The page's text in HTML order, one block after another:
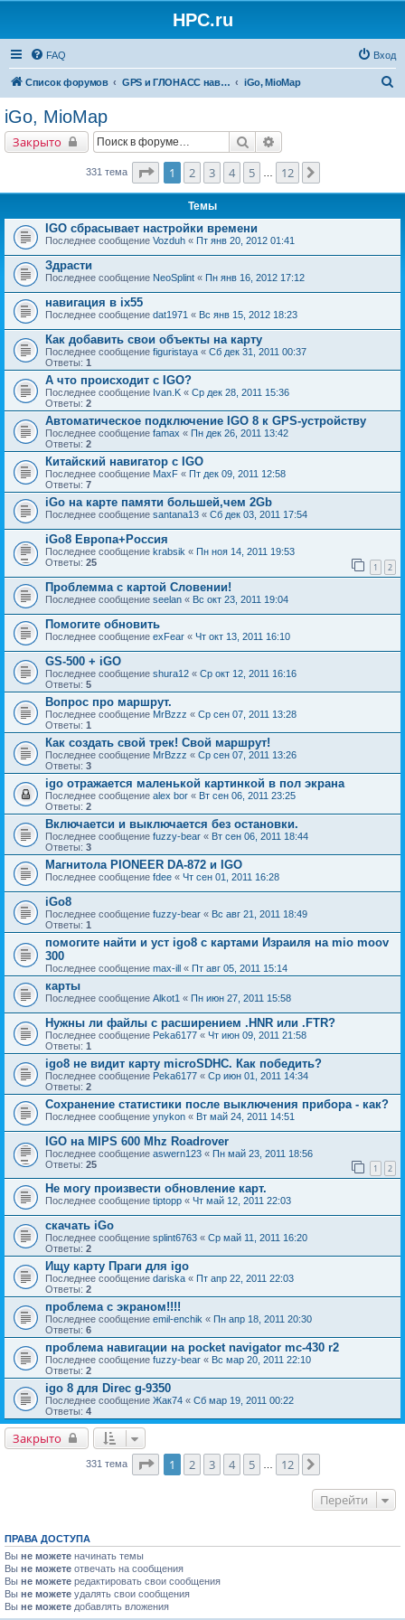
HPC.ru
FAQ Вход
Список форумов GPS и ГЛОНАСС навигация и оборудование для навигации iGo, MioMap
iGo, MioMap
Закрыто Поиск
331 тема Страница1 из
1 2 3 4 5 12
Темы
IGO сбрасывает настройки времени
Последнее сообщение Vozduh « Пт янв 20, 2012 01:41
Здрасти
Последнее сообщение NeoSplint « Пн янв 16, 2012 17:12
навигация в ix55
Последнее сообщение dat1971 « Вс янв 15, 2012 18:23
Как добавить свои объекты на карту
Последнее сообщение figuristaya « Сб дек 31, 2011 00:37
Ответы: 1
А что происходит с IGO?
Последнее сообщение Ivan.K « Ср дек 28, 2011 15:36
Ответы: 2
Автоматическое подключение IGO 8 к GPS-устройству
Последнее сообщение famax « Пн дек 26, 2011 13:42
Ответы: 2
Китайский навигатор с IGO
Последнее сообщение MaxF « Пт дек 09, 2011 12:58
Ответы: 7
iGo на карте памяти большей,чем 2Gb
Последнее сообщение santana13 « Сб дек 03, 2011 17:54
iGo8 Европа+Россия
Последнее сообщение krabsik « Пн ноя 14, 2011 19:53
Ответы: 25 1 2
Проблемма с картой Словении!
Последнее сообщение seelan « Вс окт 23, 2011 19:04
Помогите обновить
Последнее сообщение exFear « Чт окт 13, 2011 16:10
GS-500 + iGO
Последнее сообщение shura12 « Ср окт 12, 2011 16:16
Ответы: 5
Вопрос про маршрут.
Последнее сообщение MrBzzz « Ср сен 07, 2011 13:28
Ответы: 1
Как создать свой трек! Свой маршрут!
Последнее сообщение MrBzzz « Ср сен 07, 2011 13:26
Ответы: 3
igo отражается маленькой картинкой в пол экрана
Последнее сообщение alex bor « Вт сен 06, 2011 23:25
Ответы: 2
Включаетси и выключается без остановки.
Последнее сообщение fuzzy-bear « Вт сен 06, 2011 18:44
Ответы: 3
Магнитола PIONEER DA-872 и IGO
Последнее сообщение fdee « Чт сен 01, 2011 16:28
iGo8
Последнее сообщение fuzzy-bear « Вс авг 21, 2011 18:49
Ответы: 1
помогите найти и уст igo8 с картами Израиля на mio moov
300
Последнее сообщение max-ill « Пт авг 05, 2011 15:14
карты
Последнее сообщение Alkot1 « Пн июн 27, 2011 15:58
Нужны ли файлы с расширением .HNR или .FTR?
Последнее сообщение Peka6177 « Чт июн 09, 2011 21:58
Ответы: 1
igo8 не видит карту microSDHC. Как победить?
Последнее сообщение Peka6177 « Ср июн 01, 2011 14:34
Ответы: 2
Сохранение статистики после выключения прибора - как?
Последнее сообщение ynykon « Вт май 24, 2011 14:51
IGO на MIPS 600 Mhz Roadrover
Последнее сообщение aswern123 « Пн май 23, 2011 18:56
Ответы: 25 1 2
Не могу произвести обновление карт.
Последнее сообщение tiptopp « Чт май 12, 2011 22:03
скачать iGo
Последнее сообщение splint6763 « Ср май 11, 2011 16:20
Ответы: 2
Ищу карту Праги для igo
Последнее сообщение dariska « Пт апр 22, 2011 22:03
Ответы: 2
проблема с экраном!!!!
Последнее сообщение emil-enchik « Пн апр 18, 2011 20:30
Ответы: 6
проблема навигации на pocket navigator mc-430 r2
Последнее сообщение fuzzy-bear « Вс мар 20, 2011 22:10
Ответы: 2
igo 8 для Direc g-9350
Последнее сообщение Жак74 « Сб мар 19, 2011 00:22
Ответы: 4
Закрыто
331 тема Страница1 из
1 2 3 4 5 12
Перейти
ПРАВА ДОСТУПА
Вы не можете начинать темы
Вы не можете отвечать на сообщения
Вы не можете редактировать свои сообщения
Вы не можете удалять свои сообщения
Вы не можете добавлять вложения